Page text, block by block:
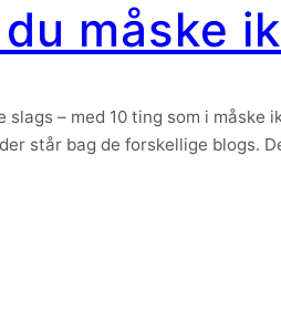
måske
– med 10 ting som i
står bag de forskellige blogs.